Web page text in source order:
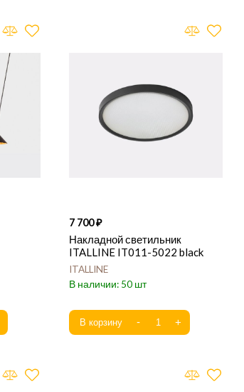
7 700
Накладной светильник
ITALLINE IT011-5022 black
ITALLINE
50